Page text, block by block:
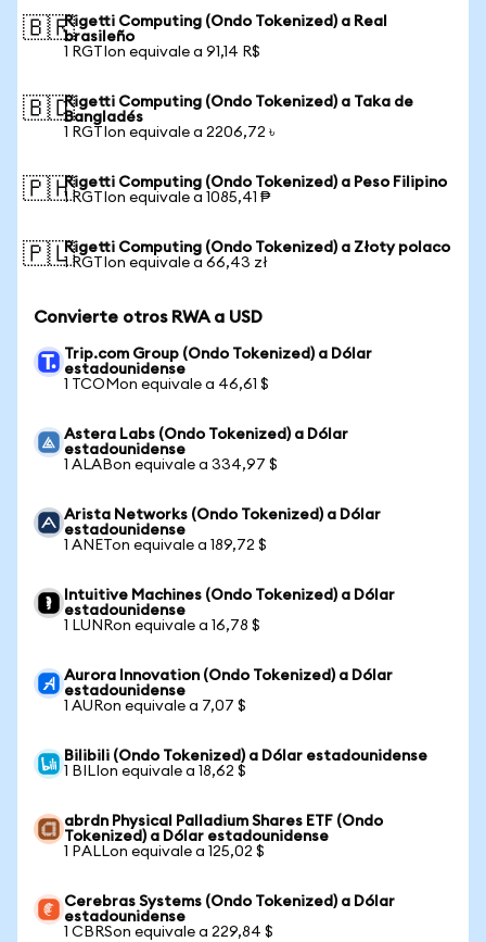
🇧🇷Rigetti Computing (Ondo Tokenized) a Real
brasileño
1 RGTIon equivale a 91,14 R$
🇧🇩Rigetti Computing (Ondo Tokenized) a Taka de
Bangladés
1 RGTIon equivale a 2206,72 ৳
🇵🇭Rigetti Computing (Ondo Tokenized) a Peso Filipino
1 RGTIon equivale a 1085,41 ₱
🇵🇱Rigetti Computing (Ondo Tokenized) a Złoty polaco
1 RGTIon equivale a 66,43 zł
Convierte otros RWA a USD
Trip.com Group (Ondo Tokenized) a Dólar
estadounidense
1 TCOMon equivale a 46,61 $
Astera Labs (Ondo Tokenized) a Dólar
estadounidense
1 ALABon equivale a 334,97 $
Arista Networks (Ondo Tokenized) a Dólar
estadounidense
1 ANETon equivale a 189,72 $
Intuitive Machines (Ondo Tokenized) a Dólar
estadounidense
1 LUNRon equivale a 16,78 $
Aurora Innovation (Ondo Tokenized) a Dólar
estadounidense
1 AURon equivale a 7,07 $
Bilibili (Ondo Tokenized) a Dólar estadounidense
1 BILIon equivale a 18,62 $
abrdn Physical Palladium Shares ETF (Ondo
Tokenized) a Dólar estadounidense
1 PALLon equivale a 125,02 $
Cerebras Systems (Ondo Tokenized) a Dólar
estadounidense
1 CBRSon equivale a 229,84 $